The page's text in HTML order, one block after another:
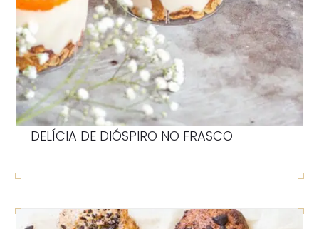
DELÍCIA DE DIÓSPIRO NO FRASCO